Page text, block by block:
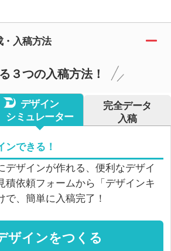
入稿方法
３つの入稿方法！
デザイン
シミュレーター
完全データ
入稿
ンできる！
デザインが作れる、便利なデザイ
積依頼フォームから「デザインキ
、簡単に入稿完了！
ザインをつくる